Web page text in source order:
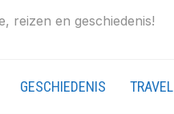
reizen en geschiedenis!
GESCHIEDENIS TRAVEL